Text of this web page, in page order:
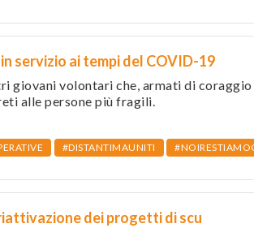
servizio ai tempi del COVID-19
giovani volontari che, armati di
alle persone più fragili.
#DISTANTIMAUNITI
dei progetti di scu